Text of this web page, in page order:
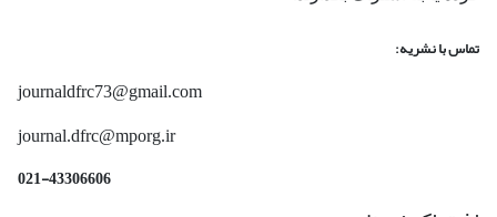
تماس با نشریه:
journaldfrc73@gmail.com
journal.dfrc@mporg.ir
021-43306606